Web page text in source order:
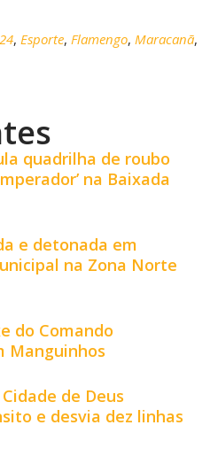
, Esporte, Flamengo, Maracanã,
quadrilha de roubo
na Baixada
e detonada em
na Zona Norte
do Comando
Manguinhos
de Deus
e desvia dez linhas